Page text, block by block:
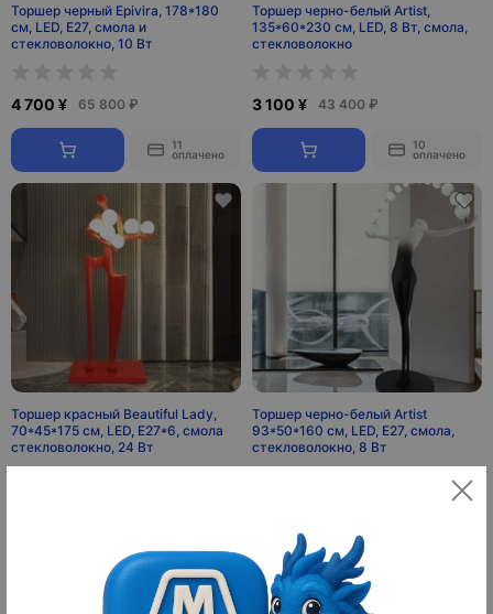
Торшер черный Epivira, 178*180
см, LED, Е27, смола и
стекловолокно, 10 Вт
4 700 ¥ 65 800 ₽
11
оплачено
Торшер черно-белый Artist,
135*60*230 см, LED, 8 Вт, смола,
стекловолокно
3 100 ¥ 43 400 ₽
10
оплачено
Торшер красный Beautiful Lady,
70*45*175 см, LED, Е27*6, смола
стекловолокно, 24 Вт
10
оплачено
Торшер черно-белый Artist
93*50*160 см, LED, E27, смола,
стекловолокно, 8 Вт